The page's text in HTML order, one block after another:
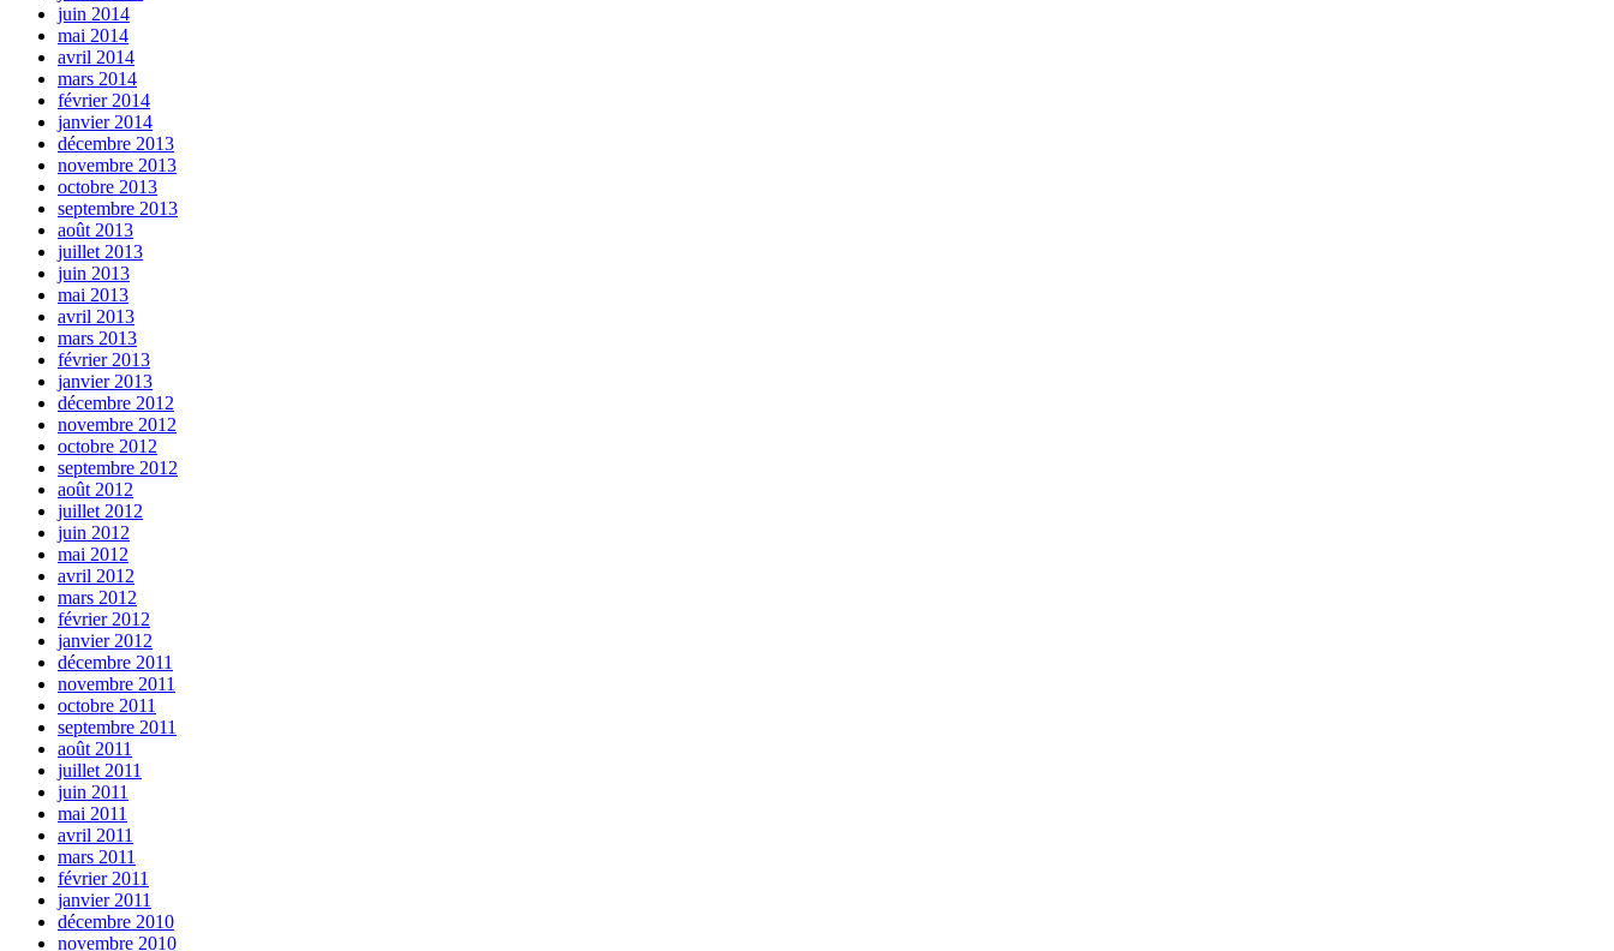
juin 2014
mai 2014
avril 2014
mars 2014
février 2014
janvier 2014
décembre 2013
novembre 2013
octobre 2013
septembre 2013
août 2013
juillet 2013
juin 2013
mai 2013
avril 2013
mars 2013
février 2013
janvier 2013
décembre 2012
novembre 2012
octobre 2012
septembre 2012
août 2012
juillet 2012
juin 2012
mai 2012
avril 2012
mars 2012
février 2012
janvier 2012
décembre 2011
novembre 2011
octobre 2011
septembre 2011
août 2011
juillet 2011
juin 2011
mai 2011
avril 2011
mars 2011
février 2011
janvier 2011
décembre 2010
novembre 2010